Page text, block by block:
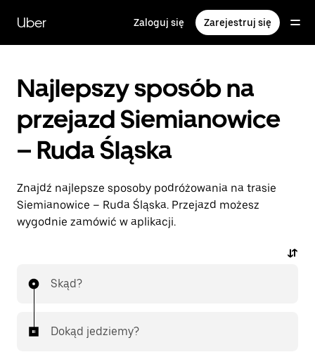
głównej
zawartości
Uber Zaloguj się Zarejestruj się
Najlepszy sposób na
przejazd Siemianowice
– Ruda Śląska
Znajdź najlepsze sposoby podróżowania na trasie
Siemianowice – Ruda Śląska. Przejazd możesz
wygodnie zamówić w aplikacji.
Skąd?
Dokąd jedziemy?